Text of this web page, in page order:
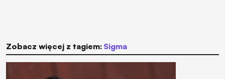
Zobacz więcej z tagiem: Sigma